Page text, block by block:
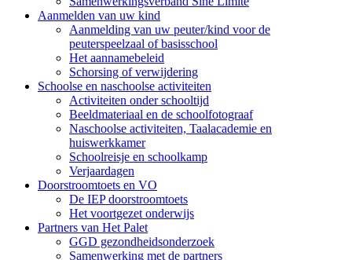
Aanmelden van uw kind
Aanmelding van uw peuter/kind voor de
peuterspeelzaal of basisschool
Het aannamebeleid
Schorsing of verwijdering
Schoolse en naschoolse activiteiten
Activiteiten onder schooltijd
Beeldmateriaal en de schoolfotograaf
Naschoolse activiteiten, Taalacademie en
huiswerkkamer
Schoolreisje en schoolkamp
Verjaardagen
Doorstroomtoets en VO
De IEP doorstroomtoets
Het voortgezet onderwijs
Partners van Het Palet
GGD gezondheidsonderzoek
Samenwerking met de partners